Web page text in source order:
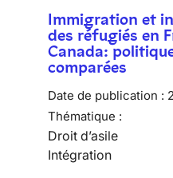
Immigration et
des réfugiés en
Canada:
comparées
Date de publication :
Thématique :
Droit d’asile
Intégration